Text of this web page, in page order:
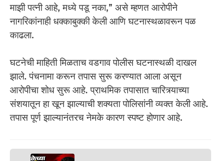
माझी पत्नी आहे, मध्ये पडू नका,” असे म्हणत आरोपीने
नागरिकांनाही धक्काबुक्की केली आणि घटनास्थळावरून पळ
काढला.
घटनेची माहिती मिळताच वडगाव पोलीस घटनास्थळी दाखल
झाले. पंचनामा करून तपास सुरू करण्यात आला असून
आरोपीचा शोध सुरू आहे. प्राथमिक तपासात चारित्र्याच्या
संशयातून हा खून झाल्याची शक्यता पोलिसांनी व्यक्त केली आहे.
तपास पूर्ण झाल्यानंतरच नेमके कारण स्पष्ट होणार आहे.